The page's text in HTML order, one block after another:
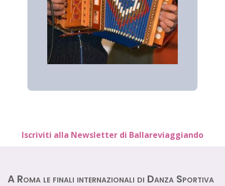
Iscriviti alla Newsletter di Ballareviaggiando
A Roma le finali internazionali di Danza Sportiva